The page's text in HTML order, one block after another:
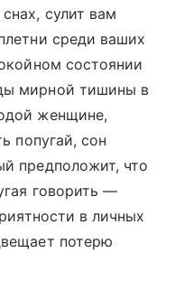
сулит вам
среди ваших
состоянии
мирной тишины в
женщине,
попугай, сон
предположит, что
говорить —
в личных
потерю